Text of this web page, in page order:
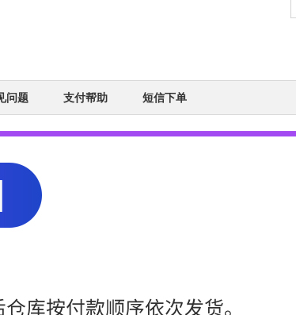
问题 支付帮助 短信下单